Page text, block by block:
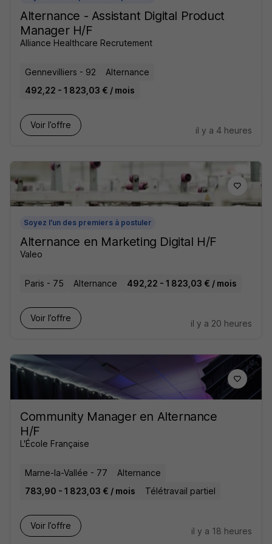
Alternance - Assistant Digital Product
Manager H/F
Alliance Healthcare Recrutement
Gennevilliers - 92
Alternance
492,22 - 1 823,03 € / mois
Voir l’offre
il y a 4 heures
Soyez l'un des premiers à postuler
Alternance en Marketing Digital H/F
Valeo
Paris - 75 Alternance 492,22 - 1 823,03 € / mois
Voir l’offre
il y a 20 heures
Community Manager en Alternance
H/F
L'École Française
Marne-la-Vallée - 77
Alternance
783,90 - 1 823,03 € / mois
Télétravail partiel
Voir l’offre
il y a 18 heures